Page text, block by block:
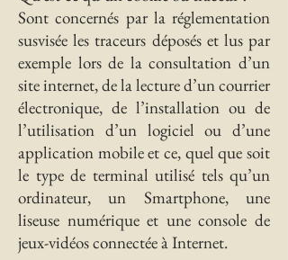
Sont concernés par la réglementation
susvisée les traceurs déposés et lus par
exemple lors de la consultation d’un
site internet, de la lecture d’un courrier
électronique, de l’installation ou de
l’utilisation d’un logiciel ou d’une
application mobile et ce, quel que soit
le type de terminal utilisé tels qu’un
ordinateur, un Smartphone, une
liseuse numérique et une console de
jeux-vidéos connectée à Internet.